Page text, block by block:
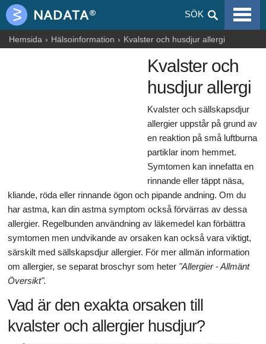
SÖK
VIRALA SJUKDOMAR
ALLERGIER
HÄLSOINFORMATION
Hemsida Hälsoinformation Kvalster och husdjur allergi
Kvalster och
husdjur allergi
Kvalster och sällskapsdjur
allergier uppstår på grund av
en reaktion på små luftburna
partiklar inom hemmet.
Symtomen kan innefatta en
rinnande eller täppt näsa,
kliande, röda eller rinnande ögon och pipande andning. Om du
har astma, kan din astma symptom också förvärras av dessa
allergier. Regelbunden användning av läkemedel kan förbättra
symtomen men undvikande av orsaken kan också vara viktigt,
särskilt med sällskapsdjur allergier. För mer allmän information
om allergier, se separat broschyr som heter "Allergier - Allmänt
Översikt".
Vad är den exakta orsaken till
kvalster och allergier husdjur?